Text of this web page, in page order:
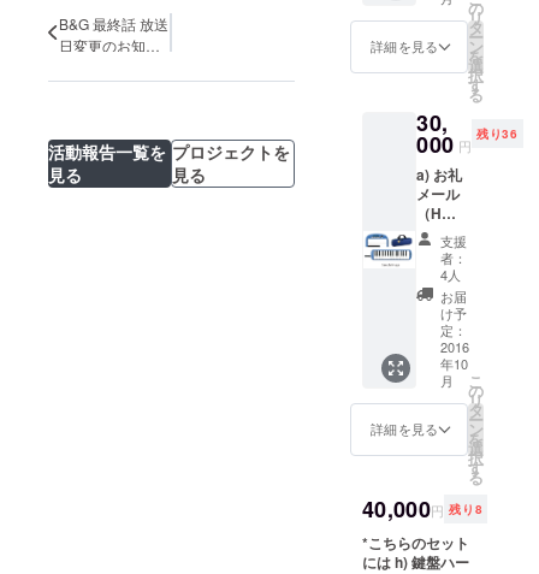
B&G 最終話 放送
日変更のお知ら
活動報告一覧を
見る
プロジェクトを
見る
(MELO
DION)
の専用
ケース
けて持
ち運べ
ます。
トス
テッ
カー(A4
サイ
シート)
c) 五線
譜+落書
きノー
ト(A5サ
イズ、
50頁) d)
マン
ホール
キーホ
ルダー
(真鍮製)
e) オリ
ジナル
Teeシャ
ツ f)
ケース
イルス
タンド -
=-=-=-=-
=-=-=-=-
詳細を見る
の
リ
タ
ー
ン
を
選
択
す
る
30,
000 円
残り36
a) お礼
メール
（H
ZETT M
&
DADDY
のツー
ショッ
ト写真
データ
付き）
b) シー
トス
テッ
カー(A4
サイ
シート)
c) 五線
譜+落書
きノー
支援
者：
4人
お届
け予
定：
2016
年10
月
詳細を見る
こ
の
リ
タ
ー
ン
を
選
択
す
る
40,000円 残り8
*こちらのセット
には h) 鍵盤ハー